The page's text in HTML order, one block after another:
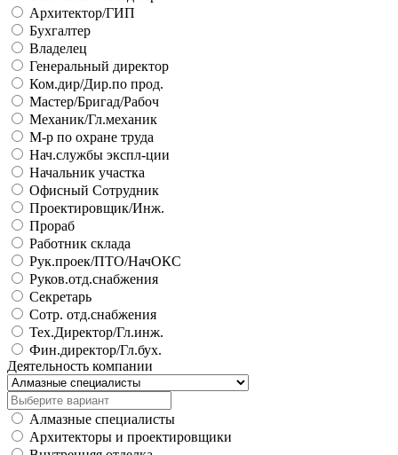
Архитектор/ГИП
Бухгалтер
Владелец
Генеральный директор
Ком.дир/Дир.по прод.
Мастер/Бригад/Рабоч
Механик/Гл.механик
М-р по охране труда
Нач.службы экспл-ции
Начальник участка
Офисный Сотрудник
Проектировщик/Инж.
Прораб
Работник склада
Рук.проек/ПТО/НачОКС
Руков.отд.снабжения
Секретарь
Сотр. отд.снабжения
Тех.Директор/Гл.инж.
Фин.директор/Гл.бух.
Деятельность компании
Алмазные специалисты
Архитекторы и проектировщики